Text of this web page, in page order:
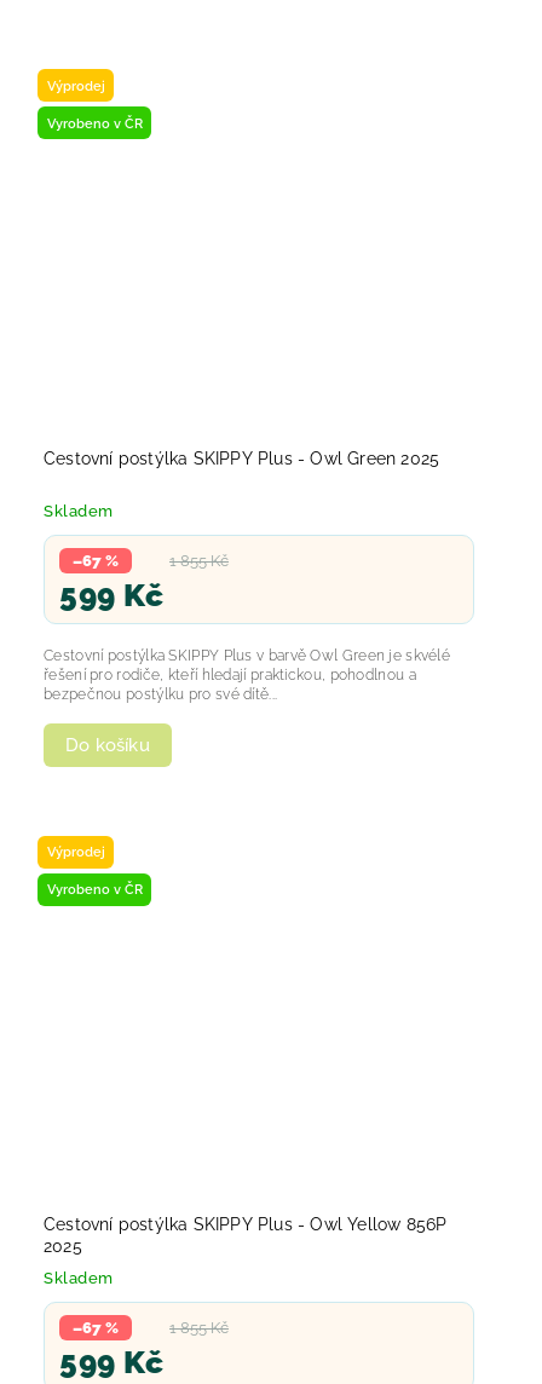
Výprodej
Vyrobeno v ČR
Cestovní postýlka SKIPPY Plus - Owl Green 2025
Skladem
1 855 Kč
–67 %
599 Kč
Do košíku
Cestovní postýlka SKIPPY Plus v barvě Owl Green je skvélé
řešení pro rodiče, kteří hledají praktickou, pohodlnou a
bezpečnou postýlku pro své dítě...
Výprodej
Vyrobeno v ČR
Cestovní postýlka SKIPPY Plus - Owl Yellow 856P
2025
Skladem
1 855 Kč
–67 %
599 Kč